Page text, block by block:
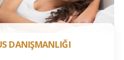
DANIŞMANLIĞI